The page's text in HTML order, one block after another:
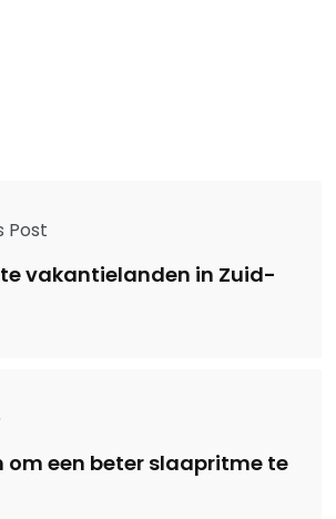
Post
vakantielanden in Zuid-
om een beter slaapritme te